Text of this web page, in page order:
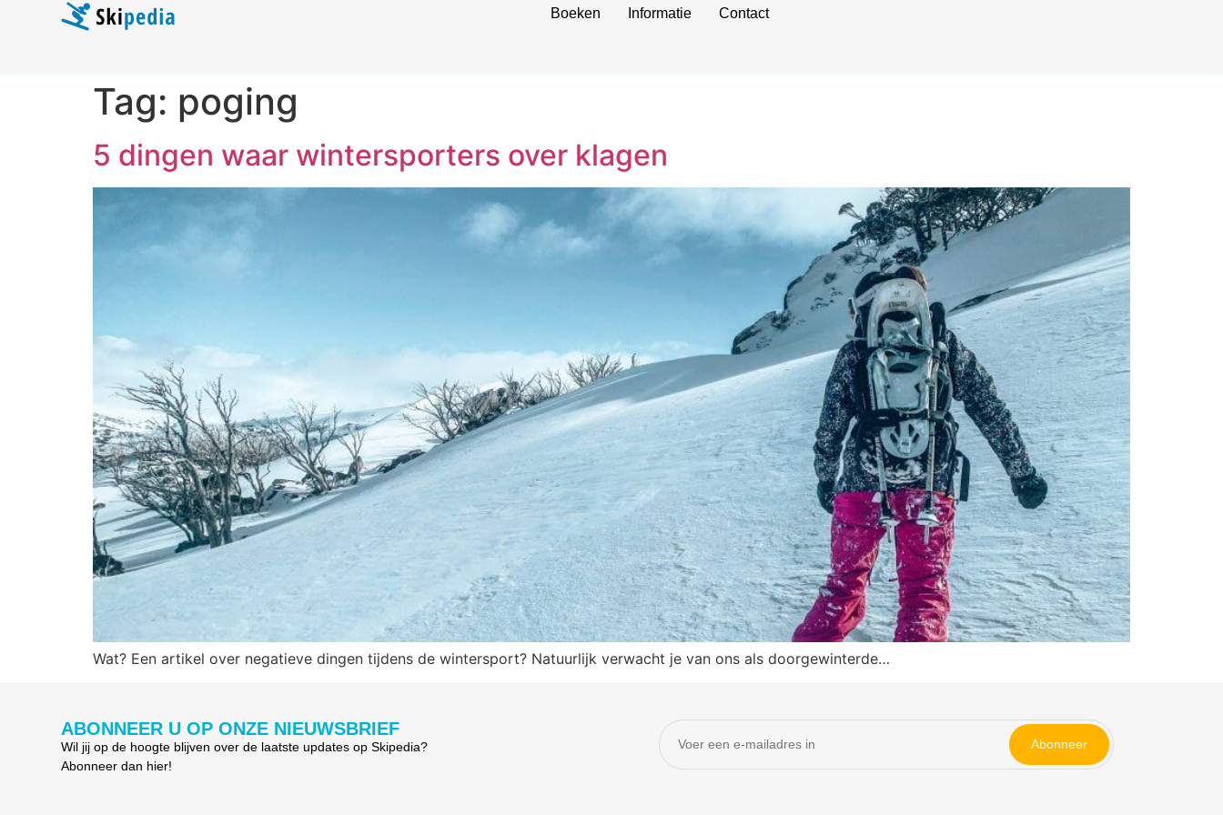
Boeken Informatie Contact
Tag: poging
5 dingen waar wintersporters over klagen
Wat? Een artikel over negatieve dingen tijdens de wintersport? Natuurlijk verwacht je van ons als doorgewinterde…
ABONNEER U OP ONZE NIEUWSBRIEF
Wil jij op de hoogte blijven over de laatste updates op Skipedia?
Abonneer dan hier!
Abonneer